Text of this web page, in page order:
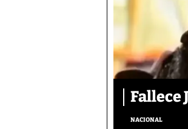
Fallece
NACIONAL